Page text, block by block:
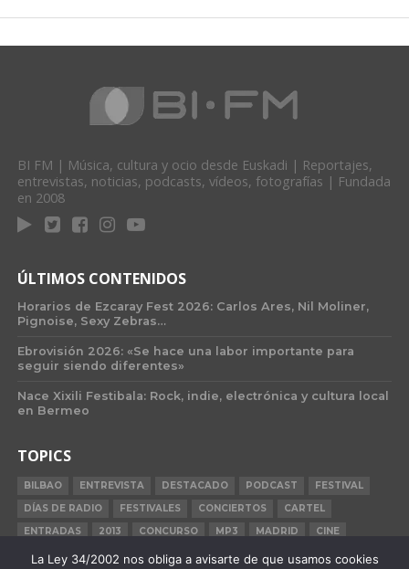
BI FM | Música, cultura y ocio desde Euskadi | Reportajes,
entrevistas, noticias, podcasts, vídeos, fotografías | Fundada
en 2008
ÚLTIMOS CONTENIDOS
Horarios de Ezcaray Fest 2026: Carlos Ares, Nil Moliner,
Pignoise, Sexy Zebras…
Ebrovisión 2026: «Se hace una labor importante para
seguir siendo diferentes»
Nace Xixili Festibala: Rock, indie, electrónica y cultura local
en Bermeo
TOPICS
BILBAO ENTREVISTA DESTACADO PODCAST
FESTIVAL
DÍAS DE RADIO
FESTIVALES CONCIERTOS
CARTEL
ENTRADAS
2013 CONCURSO MP3 MADRID
CINE
BILBAO BBK LIVE
BARCELONA CARNE CRUDA CRÓNICA
La Ley 34/2002 nos obliga a avisarte de que usamos cookies